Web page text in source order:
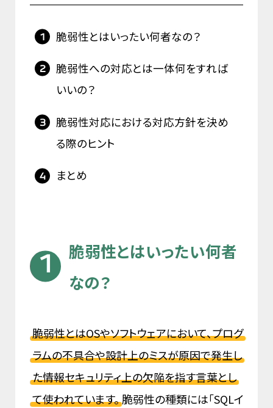
脆弱性とはいったい何者なの？
脆弱性への対応とは一体何をすれば
いいの？
脆弱性対応における対応方針を決め
る際のヒント
まとめ
脆弱性とはいったい何者
なの？
脆弱性とはOSやソフトウェアにおいて、プログ
ラムの不具合や設計上のミスが原因で発生し
た情報セキュリティ上の欠陥を指す言葉とし
て使われています。脆弱性の種類には「SQLイ